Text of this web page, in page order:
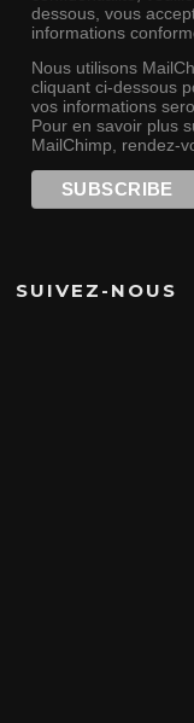
dessous, vous
informations
Nous utilisons
cliquant ci-dessous
vos informations
Pour en savoir plus
MailChimp, rendez-
SUIVEZ-NOUS